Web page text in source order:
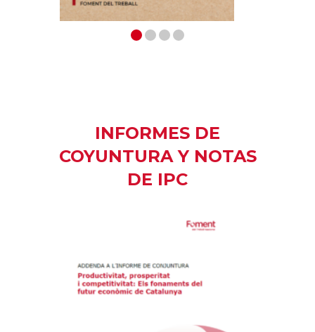
INFORMES DE
COYUNTURA Y NOTAS
DE IPC